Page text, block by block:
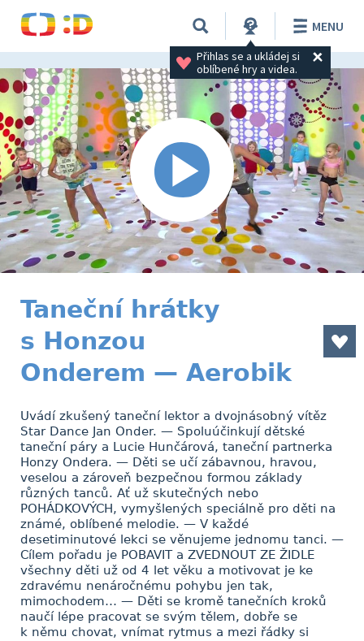
Přihlas se a ukládej si
oblíbené hry a videa.
MENU
Taneční hrátky
s Honzou
Onderem — Aerobik
Uvádí zkušený taneční lektor a dvojnásobný vítěz
Star Dance Jan Onder. — Spoluúčinkují dětské
taneční páry a Lucie Hunčárová, taneční partnerka
Honzy Ondera. — Děti se učí zábavnou, hravou,
veselou a zároveň bezpečnou formou základy
různých tanců. Ať už skutečných nebo
POHÁDKOVÝCH, vymyšlených speciálně pro děti na
známé, oblíbené melodie. — V každé
desetiminutové lekci se věnujeme jednomu tanci. —
Cílem pořadu je POBAVIT a ZVEDNOUT ZE ŽIDLE
všechny děti už od 4 let věku a motivovat je ke
zdravému nenáročnému pohybu jen tak,
mimochodem… — Děti se kromě tanečních kroků
naučí lépe pracovat se svým tělem, dobře se
k němu chovat, vnímat rytmus a mezi řádky si